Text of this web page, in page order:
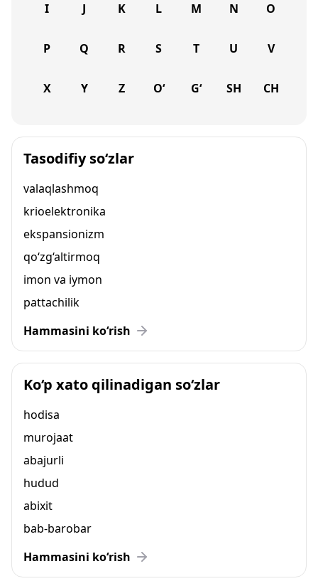
I J K L M N O
P Q R S T U V
X Y Z O‘ G‘ SH CH
Tasodifiy so‘zlar
valaqlashmoq
krioelektronika
ekspansionizm
qo‘zg‘altirmoq
imon va iymon
pattachilik
Hammasini ko‘rish
Ko‘p xato qilinadigan so‘zlar
hodisa
murojaat
abajurli
hudud
abixit
bab-barobar
Hammasini ko‘rish